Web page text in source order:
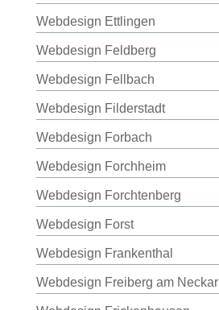
Webdesign Ettlingen
Webdesign Feldberg
Webdesign Fellbach
Webdesign Filderstadt
Webdesign Forbach
Webdesign Forchheim
Webdesign Forchtenberg
Webdesign Forst
Webdesign Frankenthal
Webdesign Freiberg am Neckar